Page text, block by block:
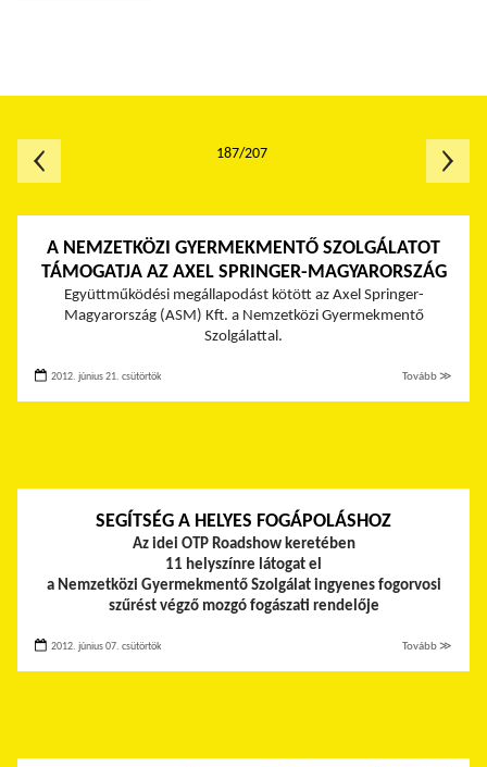
A NEMZETKÖZI GYERMEKMENTŐ SZOLGÁLATOT
TÁMOGATJA AZ AXEL SPRINGER-MAGYARORSZÁG
Együttműködési megállapodást kötött az Axel Springer-
Magyarország (ASM) Kft. a Nemzetközi Gyermekmentő
Szolgálattal.
2012. június 21. csütörtök Tovább ≫
SEGÍTSÉG A HELYES FOGÁPOLÁSHOZ
Az idei OTP Roadshow keretében
11 helyszínre látogat el
a Nemzetközi Gyermekmentő Szolgálat ingyenes fogorvosi
szűrést végző mozgó fogászati rendelője
2012. június 07. csütörtök Tovább ≫
187/207